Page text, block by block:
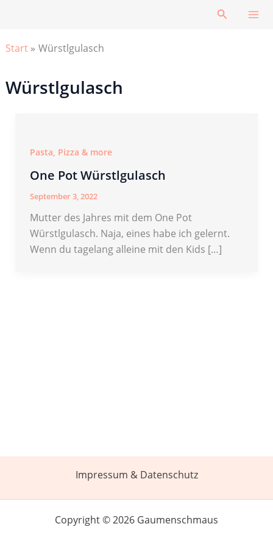
Suchen
Start Würstlgulasch
Würstlgulasch
Pasta, Pizza & more
One Pot Würstlgulasch
September 3, 2022
Mutter des Jahres mit dem One Pot
Würstlgulasch. Naja, eines habe ich gelernt.
Wenn du tagelang alleine mit den Kids […]
Impressum & Datenschutz
Copyright © 2026 Gaumenschmaus